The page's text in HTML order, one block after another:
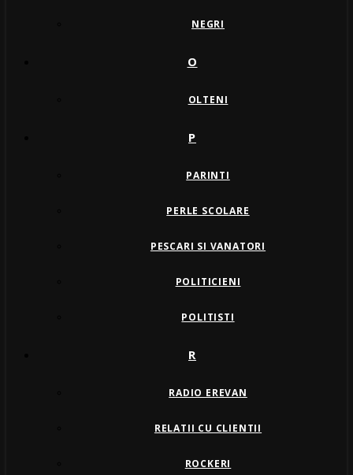
NEGRI
O
OLTENI
P
PARINTI
PERLE SCOLARE
PESCARI SI VANATORI
POLITICIENI
POLITISTI
R
RADIO EREVAN
RELATII CU CLIENTII
ROCKERI